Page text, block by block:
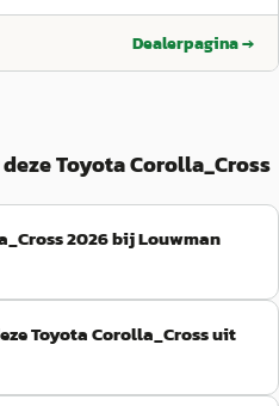
contact en échte menselijke
is . Danny: complimenten. En
is duidelijk dat hier een sterk
Dealerpagina →
Toyota Corolla_Cross
2026 bij Louwman
Toyota Corolla_Cross uit